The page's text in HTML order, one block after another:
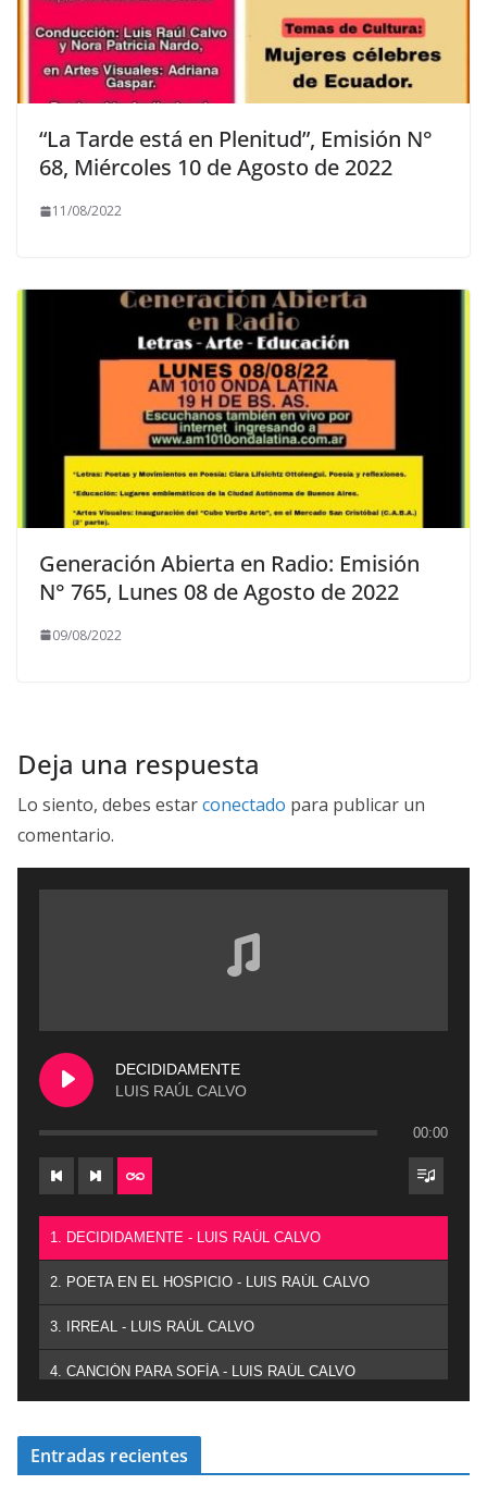
“La Tarde está en Plenitud”, Emisión N°
68, Miércoles 10 de Agosto de 2022
11/08/2022
Generación Abierta en Radio: Emisión
N° 765, Lunes 08 de Agosto de 2022
09/08/2022
Deja una respuesta
Lo siento, debes estarconectado para publicar un
comentario.
DECIDIDAMENTE
LUIS RAÚL CALVO
00:00
1. DECIDIDAMENTE - LUIS RAÚL CALVO
2. POETA EN EL HOSPICIO - LUIS RAÚL CALVO
3. IRREAL - LUIS RAÚL CALVO
4. CANCIÓN PARA SOFÍA - LUIS RAÚL CALVO
Entradas recientes